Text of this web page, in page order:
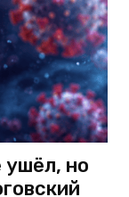
ушёл, но